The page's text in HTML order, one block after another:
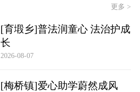
更多 >
[育塅乡]普法润童心 法治护成
长
2026-08-07
[梅桥镇]爱心助学蔚然成风